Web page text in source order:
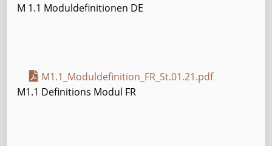
M 1.1 Moduldefinitionen DE
M1.1_Moduldefinition_FR_St.01.21.pdf
M1.1 Definitions Modul FR